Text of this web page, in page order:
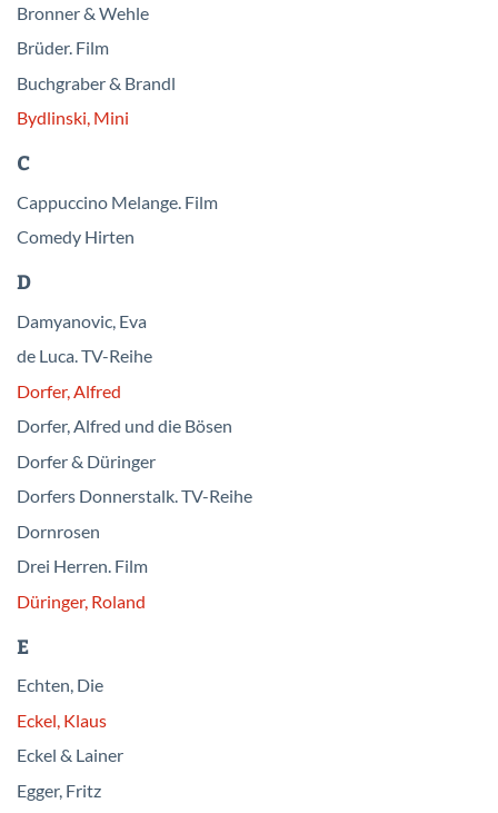
Bronner & Wehle
Brüder. Film
Buchgraber & Brandl
Bydlinski, Mini
C
Cappuccino Melange. Film
Comedy Hirten
D
Damyanovic, Eva
de Luca. TV-Reihe
Dorfer, Alfred
Dorfer, Alfred und die Bösen
Dorfer & Düringer
Dorfers Donnerstalk. TV-Reihe
Dornrosen
Drei Herren. Film
Düringer, Roland
E
Echten, Die
Eckel, Klaus
Eckel & Lainer
Egger, Fritz